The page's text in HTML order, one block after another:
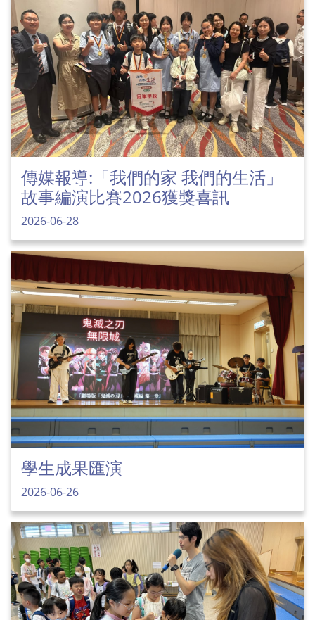
傳媒報導:「我們的家 我們的生活」
故事編演比賽2026獲獎喜訊
2026-06-28
學生成果匯演
2026-06-26